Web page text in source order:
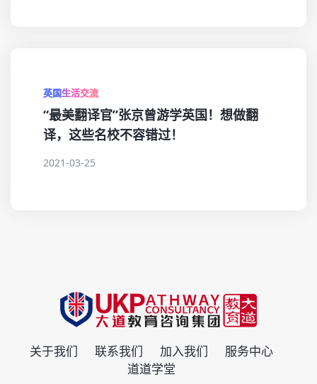
英国生活交流
“最美翻译官”张京曾游学英国！想做翻
译，这些名校不容错过！
2021-03-25
关于我们 联系我们 加入我们
服务中心
道道学堂